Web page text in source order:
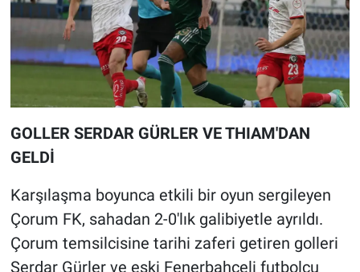
GOLLER SERDAR GÜRLER VE THIAM'DAN
GELDİ
Karşılaşma boyunca etkili bir oyun sergileyen
Çorum FK, sahadan 2-0'lık galibiyetle ayrıldı.
Çorum temsilcisine tarihi zaferi getiren golleri
Serdar Gürler ve eski Fenerbahçeli futbolcu